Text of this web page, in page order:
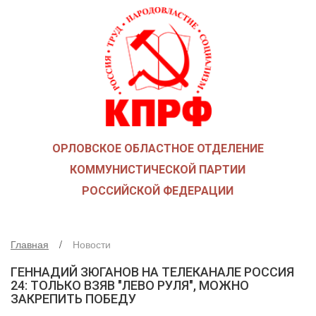
КАК ВСТУПИТЬ В КПРФ
ОБЩЕСТВЕННЫЕ ОРГАНИЗАЦИИ
СОЮЗ СОВЕТСКИХ ОФИЦЕРОВ В ПОДДЕРЖКУ АРМИИ И
НАДЕЖДА РОССИИ
ДЕПУТАТСКАЯ ВЕРТИКАЛЬ
ОРЛОВСКИЙ ОБЛАСТНОЙ СОВЕТ
ОРЛОВСКИЙ ГОРОДСКОЙ СОВЕТ
ДЕПУТАТЫ ОРГАНОВ МЕСТНОГО САМОУПРАВЛЕНИЯ
ОРЛОВСКОЕ ОБЛАСТНОЕ ОТДЕЛЕНИЕ
КОММУНИСТИЧЕСКОЙ ПАРТИИ
РОССИЙСКОЙ ФЕДЕРАЦИИ
Главная Новости
ГЕННАДИЙ ЗЮГАНОВ НА ТЕЛЕКАНАЛЕ РОССИЯ
24: ТОЛЬКО ВЗЯВ "ЛЕВО РУЛЯ", МОЖНО
ЗАКРЕПИТЬ ПОБЕДУ